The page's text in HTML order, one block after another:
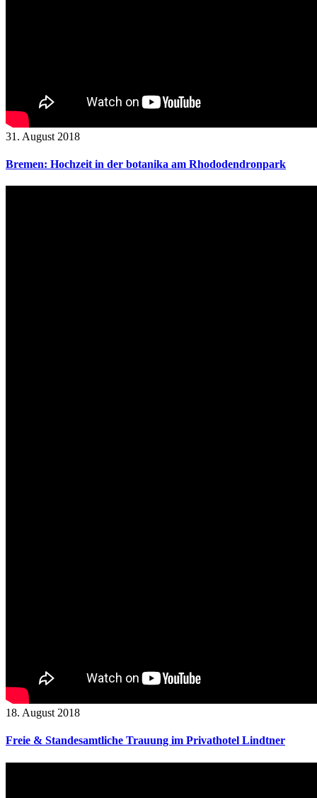
31. August 2018
Bremen: Hochzeit in der botanika am Rhododendronpark
18. August 2018
Freie & Standesamtliche Trauung im Privathotel Lindtner